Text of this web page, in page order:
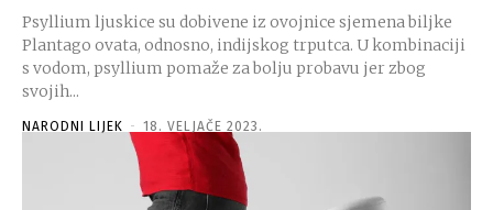
Psyllium ljuskice su dobivene iz ovojnice sjemena biljke
Plantago ovata, odnosno, indijskog trputca. U kombinaciji
s vodom, psyllium pomaže za bolju probavu jer zbog
svojih...
NARODNI LIJEK - 18. VELJAČE 2023.